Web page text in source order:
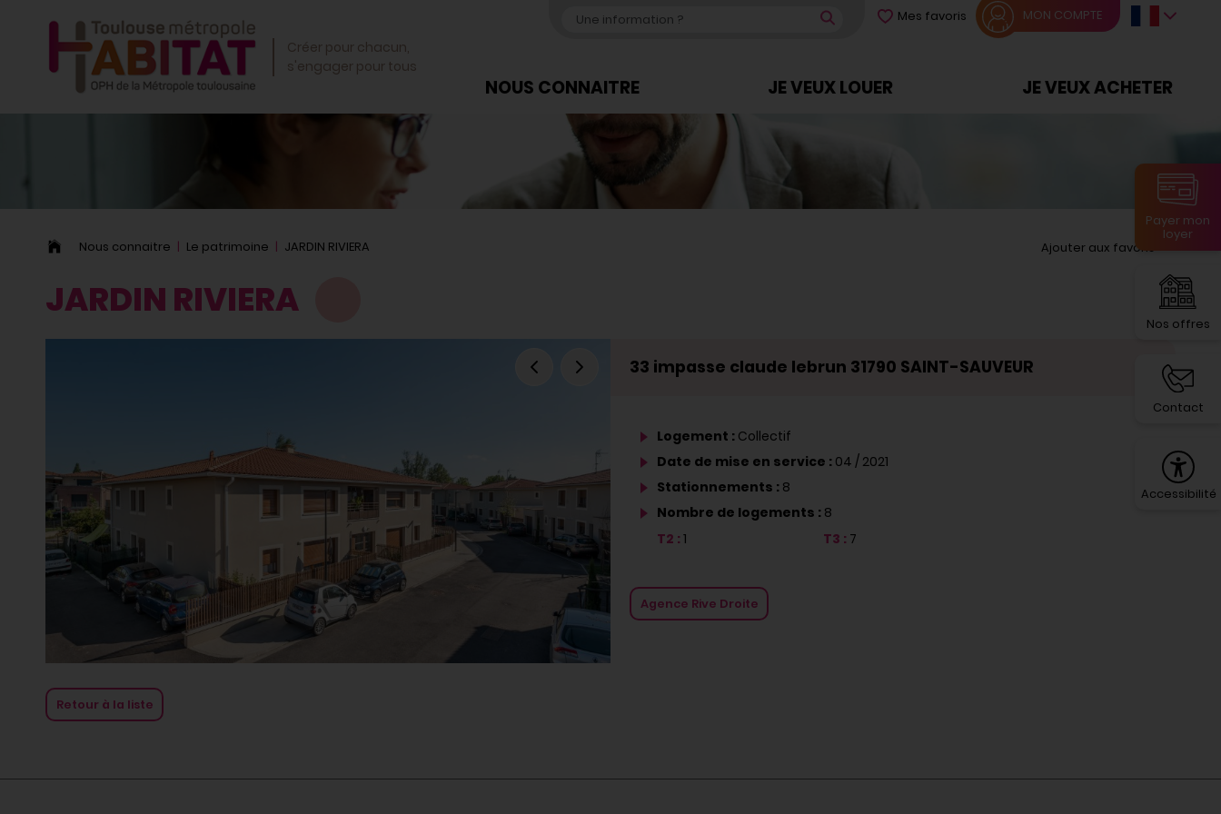
Créer pour chacun,
s'engager pour tous
Mes favoris MON COMPTE
NOUS CONNAITRE JE VEUX LOUER JE VEUX ACHETER
Nous connaitre Le patrimoine JARDIN RIVIERA Ajouter aux favoris
JARDIN RIVIERA
33 impasse claude lebrun 31790 SAINT-SAUVEUR
Logement : Collectif
Date de mise en service : 04 / 2021
Stationnements : 8
Nombre de logements : 8
T2 : 1 T3 : 7
Agence Rive Droite
Retour à la liste
Payer mon
loyer
Nos offres
Contact
Accessibilité